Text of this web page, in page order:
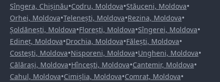
Sîngera, Chișinău•Codru, Moldova•Stăuceni, Moldova•
Orhei, Moldova•Telenești, Moldova•Rezina, Moldova•
Șoldănești, Moldova•Florești, Moldova•Sîngerei, Moldova•
Edineț, Moldova•Drochia, Moldova•Fălești, Moldova•
Costești, Moldova•Nisporeni, Moldova•Ungheni, Moldova•
Călărași, Moldova•Hîncești, Moldova•Cantemir, Moldova•
Cahul, Moldova•Cimișlia, Moldova•Comrat, Moldova•